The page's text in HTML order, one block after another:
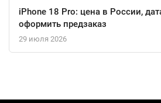
Покупая Apple iPhone 16 Pro Max 1TB,
смартфон, а мощный инструмент,
iPhone 18 Pro: цена в России,
оформить предзаказ
29 июля 2026